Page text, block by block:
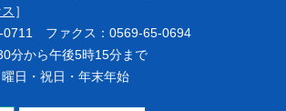
］
0711 ファクス：0569-65-0694
分から午後5時15分まで
日・祝日・年末年始